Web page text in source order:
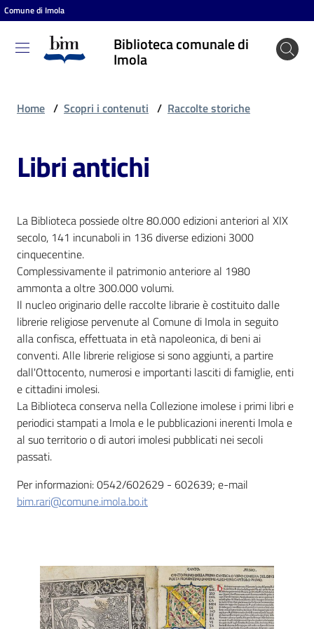
Vai al contenuto
Vai alla navigazione
Vai al footer
Comune di Imola
Biblioteca comunale di
Imola
Biblioteca
comunale
Entra
Cosa
puoi
fare
Scopri
i
contenuti
Risorse
online
Archivio
storico
Home / Scopri i contenuti / Raccolte storiche
Libri antichi
La Biblioteca possiede oltre 80.000 edizioni anteriori al XIX
secolo, 141 incunaboli in 136 diverse edizioni 3000
cinquecentine.
Complessivamente il patrimonio anteriore al 1980
ammonta a oltre 300.000 volumi.
Il nucleo originario delle raccolte librarie è costituito dalle
librerie religiose pervenute al Comune di Imola in seguito
alla confisca, effettuata in età napoleonica, di beni ai
conventi. Alle librerie religiose si sono aggiunti, a partire
dall'Ottocento, numerosi e importanti lasciti di famiglie, enti
e cittadini imolesi.
La Biblioteca conserva nella Collezione imolese i primi libri e
periodici stampati a Imola e le pubblicazioni inerenti Imola e
al suo territorio o di autori imolesi pubblicati nei secoli
passati.
Per informazioni: 0542/602629 - 602639; e-mail
bim.rari@comune.imola.bo.it